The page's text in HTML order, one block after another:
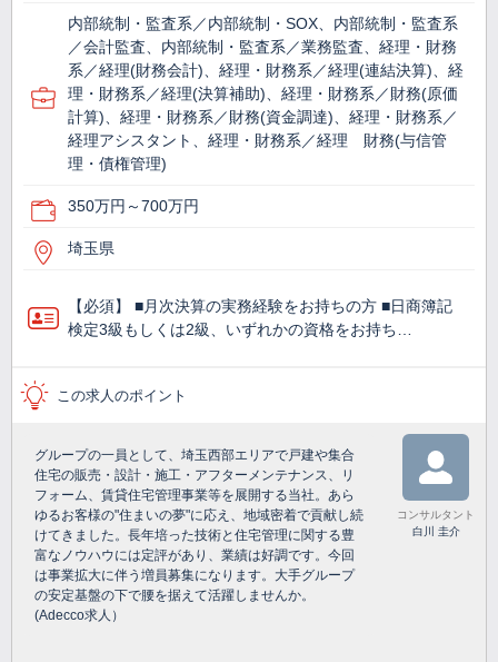
内部統制・監査系／内部統制・SOX、内部統制・監査系
／会計監査、内部統制・監査系／業務監査、経理・財務
系／経理(財務会計)、経理・財務系／経理(連結決算)、経
理・財務系／経理(決算補助)、経理・財務系／財務(原価
計算)、経理・財務系／財務(資金調達)、経理・財務系／
経理アシスタント、経理・財務系／経理 財務(与信管
理・債権管理)
350万円～700万円
埼玉県
【必須】 ■月次決算の実務経験をお持ちの方 ■日商簿記
検定3級もしくは2級、いずれかの資格をお持ち…
この求人のポイント
グループの一員として、埼玉西部エリアで戸建や集合
住宅の販売・設計・施工・アフターメンテナンス、リ
フォーム、賃貸住宅管理事業等を展開する当社。あら
ゆるお客様の"住まいの夢"に応え、地域密着で貢献し続
けてきました。長年培った技術と住宅管理に関する豊
富なノウハウには定評があり、業績は好調です。今回
は事業拡大に伴う増員募集になります。大手グループ
の安定基盤の下で腰を据えて活躍しませんか。
(Adecco求人）
コンサルタント
白川 圭介